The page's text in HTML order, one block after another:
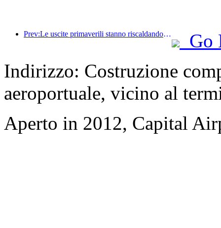
Prev:Le uscite primaverili stanno riscaldando la tendenza alberghiera, ed è il prossimo periodo critico per gli investimenti alberghieri ora?
Go
Indirizzo: Costruzione
aeroportuale, vicino al
Aperto in 2012, Capital